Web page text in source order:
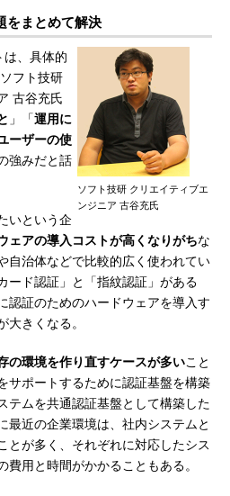
をまとめて解決
ソフト技研 クリエイティブエ
ンジニア 古谷充氏
、具体的
フト技研
古谷充氏
」「運用に
ーザーの使
強みだと話
いという企
ェアの導入コストが高くなりがちな
自治体などで比較的広く使われてい
ード認証」と「指紋認証」がある
認証のためのハードウェアを導入す
大きくなる。
の環境を作り直すケースが多いこと
サポートするために認証基盤を構築
テムを共通認証基盤として構築した
最近の企業環境は、社内システムと
とが多く、それぞれに対応したシス
費用と時間がかかることもある。